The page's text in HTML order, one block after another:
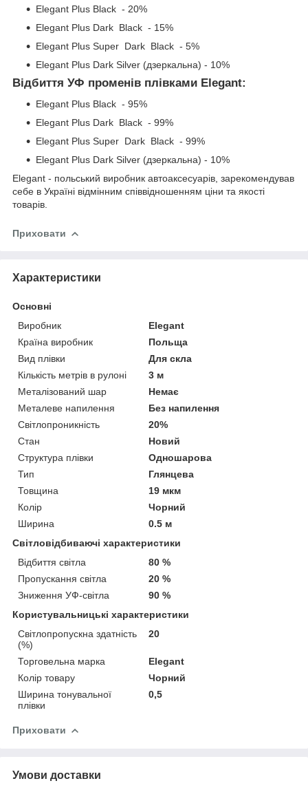
Elegant Plus Black - 20%
Elegant Plus Dark Black - 15%
Elegant Plus Super Dark Black - 5%
Elegant Plus Dark Silver (дзеркальна) - 10%
Відбиття УФ променів плівками Elegant:
Elegant Plus Black - 95%
Elegant Plus Dark Black - 99%
Elegant Plus Super Dark Black - 99%
Elegant Plus Dark Silver (дзеркальна) - 10%
Elegant - польський виробник автоаксесуарів, зарекомендував
себе в Україні відмінним співвідношенням ціни та якості
товарів.
Приховати
Характеристики
Основні
Виробник
Elegant
Країна виробник
Польща
Вид плівки
Для скла
Кількість метрів в рулоні
3 м
Металізований шар
Немає
Металеве напилення
Без напилення
Світлопроникність
20%
Стан
Новий
Структура плівки
Одношарова
Тип
Глянцева
Товщина
19 мкм
Колір
Чорний
Ширина
0.5 м
Світловідбиваючі характеристики
Відбиття світла
80 %
Пропускання світла
20 %
Зниження УФ-світла
90 %
Користувальницькі характеристики
Світлопропускна здатність
(%)
20
Торговельна марка
Elegant
Колір товару
Чорний
Ширина тонувальної
плівки
0,5
Приховати
Умови доставки